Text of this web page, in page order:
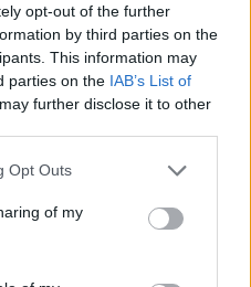
opt-out of the further
by third parties on the
This information may
parties on the IAB’s List of
further disclose it to other
Opt Outs
of my
με Μαρία Κώτη
σημαντική οικονομική